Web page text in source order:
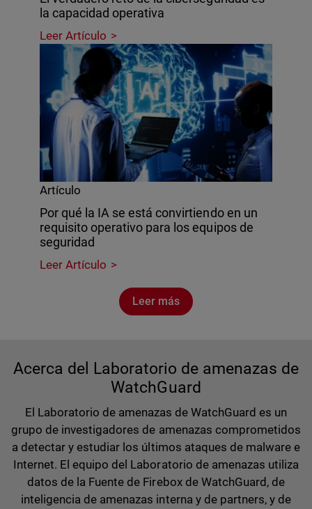
la capacidad operativa
Leer Artículo
Artículo
Por qué la IA se está convirtiendo en un
requisito operativo para los equipos de
seguridad
Leer Artículo
Leer más
Acerca del Laboratorio de amenazas de
WatchGuard
El Laboratorio de amenazas de WatchGuard es un
grupo de investigadores de amenazas comprometidos
a detectar y estudiar los últimos ataques de malware e
Internet. El equipo del Laboratorio de amenazas utiliza
datos de la Fuente de Firebox de WatchGuard, de
inteligencia de amenazas interna y de partners, y de